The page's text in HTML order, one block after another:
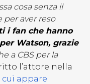
cosa senza il
per aver reso
i fan che hanno
Watson, grazie
a CBS per la
l’attore nella
cui appare